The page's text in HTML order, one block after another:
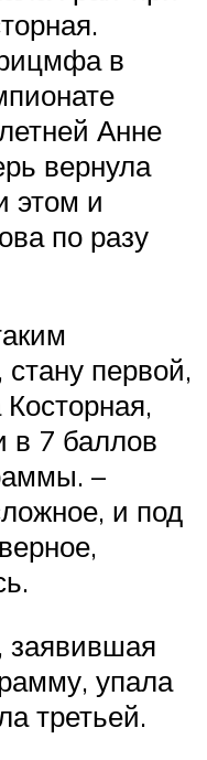
в
Анне
вернула
этом и
по разу
первой,
в 7 баллов
–
и под
заявившая
упала
третьей.